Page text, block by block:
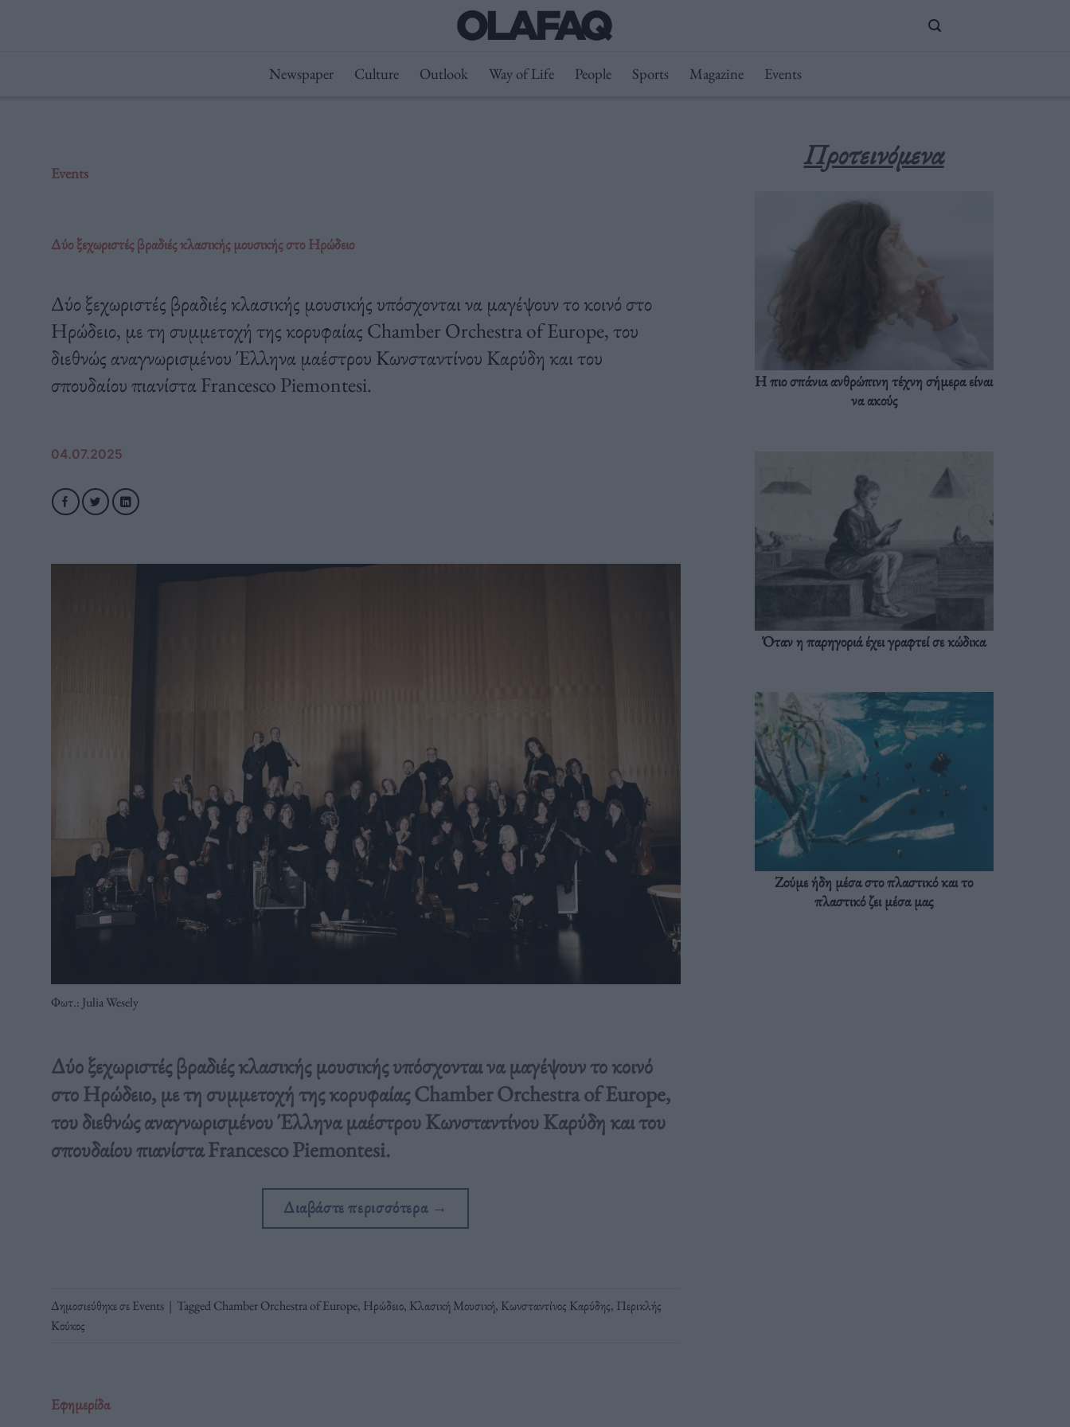
Newspaper Culture Outlook Way of Life People Sports Magazine Events
Events
Δύο ξεχωριστές βραδιές κλασικής μουσικής στο Ηρώδειο
Δύο ξεχωριστές βραδιές κλασικής μουσικής υπόσχονται να μαγέψουν το κοινό στο
Ηρώδειο, με τη συμμετοχή της κορυφαίας Chamber Orchestra of Europe, του
διεθνώς αναγνωρισμένου Έλληνα μαέστρου Κωνσταντίνου Καρύδη και του
σπουδαίου πιανίστα Francesco Piemontesi.
04.07.2025
Φωτ.: Julia Wesely
Δύο ξεχωριστές βραδιές κλασικής μουσικής υπόσχονται να μαγέψουν το κοινό
στο Ηρώδειο, με τη συμμετοχή της κορυφαίας Chamber Orchestra of Europe,
του διεθνώς αναγνωρισμένου Έλληνα μαέστρου Κωνσταντίνου Καρύδη και του
σπουδαίου πιανίστα Francesco Piemontesi.
Διαβάστε περισσότερα →
Δημοσιεύθηκε σεEvents | TaggedChamber Orchestra of Europe, Ηρώδειο, Κλασική Μουσική, Κωνσταντίνος Καρύδης, Περικλής
Κούκος
Εφημερίδα
Προτεινόμενα
Η πιο σπάνια ανθρώπινη τέχνη σήμερα είναι
να ακούς
Όταν η παρηγοριά έχει γραφτεί σε κώδικα
Ζούμε ήδη μέσα στο πλαστικό και το
πλαστικό ζει μέσα μας